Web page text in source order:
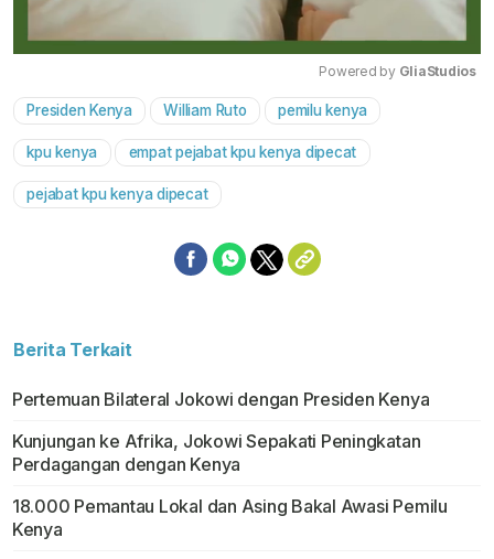
Powered by GliaStudios
Presiden Kenya William Ruto pemilu kenya
kpu kenya empat pejabat kpu kenya dipecat
pejabat kpu kenya dipecat
Berita Terkait
Pertemuan Bilateral Jokowi dengan Presiden Kenya
Kunjungan ke Afrika, Jokowi Sepakati Peningkatan
Perdagangan dengan Kenya
18.000 Pemantau Lokal dan Asing Bakal Awasi Pemilu
Kenya